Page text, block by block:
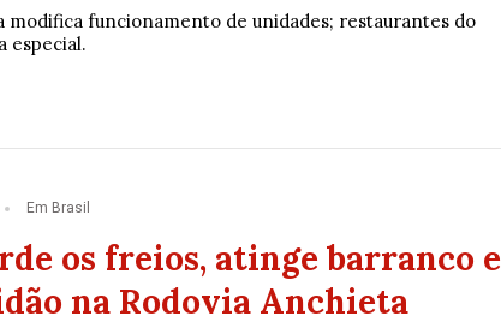
modifica funcionamento de unidades; restaurantes do
especial.
Em Brasil
os freios, atinge barranco e
na Rodovia Anchieta